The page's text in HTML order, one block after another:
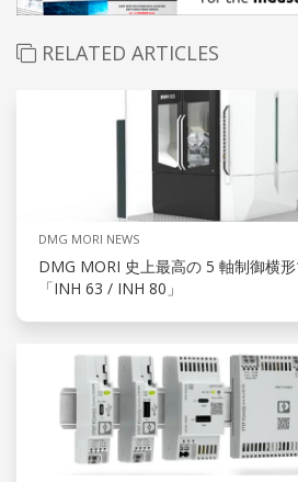
RELATED ARTICLES
DMG MORI NEWS
DMG MORI 史上最高の 5 軸制御横
「INH 63 / INH 80」